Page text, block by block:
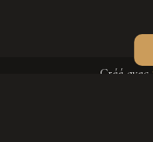
Créé avec